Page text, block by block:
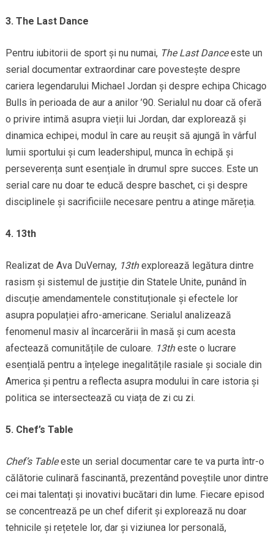
3. The Last Dance
Pentru iubitorii de sport și nu numai, The Last Danceeste un
serial documentar extraordinar care povestește despre
cariera legendarului Michael Jordan și despre echipa Chicago
Bulls în perioada de aur a anilor ’90. Serialul nu doar că oferă
o privire intimă asupra vieții lui Jordan, dar explorează și
dinamica echipei, modul în care au reușit să ajungă în vârful
lumii sportului și cum leadershipul, munca în echipă și
perseverența sunt esențiale în drumul spre succes. Este un
serial care nu doar te educă despre baschet, ci și despre
disciplinele și sacrificiile necesare pentru a atinge măreția.
4. 13th
Realizat de Ava DuVernay, 13thexplorează legătura dintre
rasism și sistemul de justiție din Statele Unite, punând în
discuție amendamentele constituționale și efectele lor
asupra populației afro-americane. Serialul analizează
fenomenul masiv al încarcerării în masă și cum acesta
afectează comunitățile de culoare. 13theste o lucrare
esențială pentru a înțelege inegalitățile rasiale și sociale din
America și pentru a reflecta asupra modului în care istoria și
politica se intersectează cu viața de zi cu zi.
5. Chef’s Table
Chef’s Tableeste un serial documentar care te va purta într-o
călătorie culinară fascinantă, prezentând poveștile unor dintre
cei mai talentați și inovativi bucătari din lume. Fiecare episod
se concentrează pe un chef diferit și explorează nu doar
tehnicile și rețetele lor, dar și viziunea lor personală,